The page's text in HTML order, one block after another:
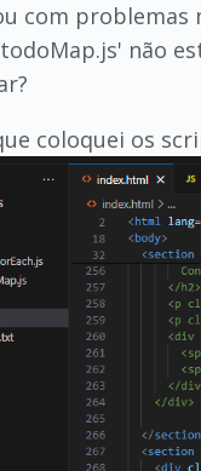
com problemas
não
coloquei os